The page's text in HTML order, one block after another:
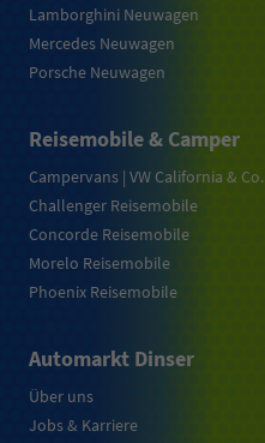
Lamborghini Neuwagen
Mercedes Neuwagen
Porsche Neuwagen
Reisemobile & Camper
Campervans | VW California & Co.
Challenger Reisemobile
Concorde Reisemobile
Morelo Reisemobile
Phoenix Reisemobile
Automarkt Dinser
Über uns
Jobs & Karriere